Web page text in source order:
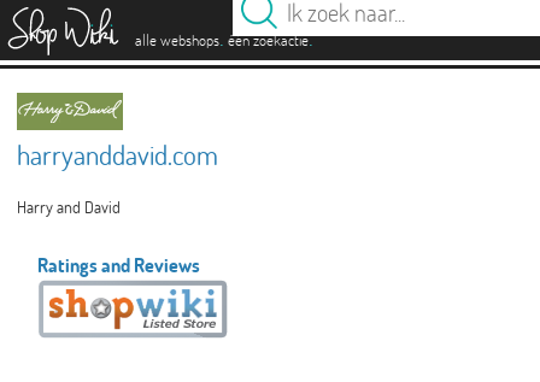
alle webshops. één zoekactie.
harryanddavid.com
Harry and David
Ratings and Reviews